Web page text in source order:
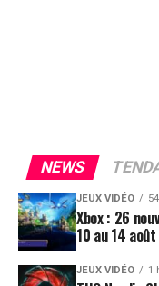
NEWS
JEUX VIDÉO
Xbox : 26
10 au 14
JEUX VIDÉO 1